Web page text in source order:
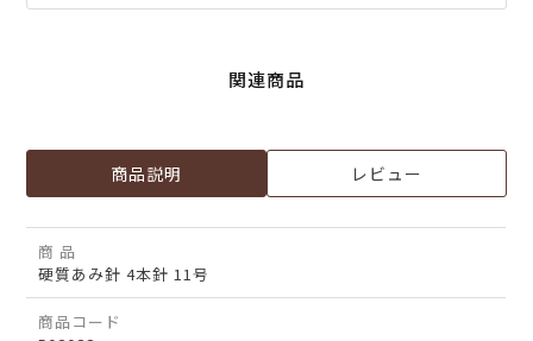
関連商品
商品説明 レビュー
商 品
硬質あみ針 4本針 11号
商品コード